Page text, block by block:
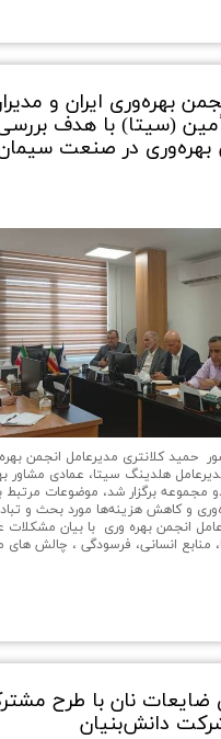
بهره‌وری ایران و
(سیتا) با هدف
بهره‌وری در صنعت سیمان
حمید کلانتری مدیرعامل انجمن
هلدینگ سیتا، عمادی مشاور
مجموعه برگزار شد، موضوعات مرتبط
و کاهش هزینه‌ها مورد بحث و
انجمن بهره وری با بیان مشکلات
منابع انسانی، فرسودگی ، چالش های
درصدی ضایعات نان با طرح
دانش‌بنیان